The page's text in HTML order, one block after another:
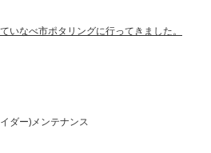
いなべ市ポタリングに行ってきました。
ダー)メンテナンス